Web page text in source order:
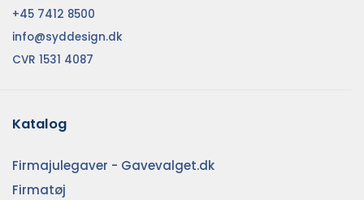
+45 7412 8500
info@syddesign.dk
CVR 1531 4087
Katalog
Firmajulegaver - Gavevalget.dk
Firmatøj